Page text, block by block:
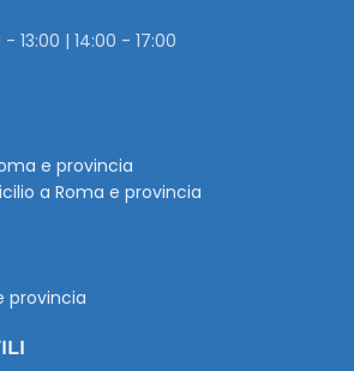
13:00 | 14:00 - 17:00
e provincia
a Roma e provincia
provincia